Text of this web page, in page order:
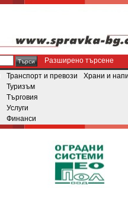
Разширено търсене
Транспорт и превози
Туризъм
Търговия
Услуги
Финанси
Храни и